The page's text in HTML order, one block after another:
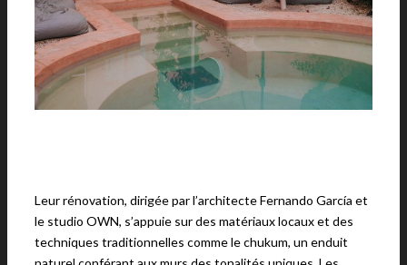
Leur rénovation, dirigée par l’architecte Fernando García et
le studio OWN, s’appuie sur des matériaux locaux et des
techniques traditionnelles comme le chukum, un enduit